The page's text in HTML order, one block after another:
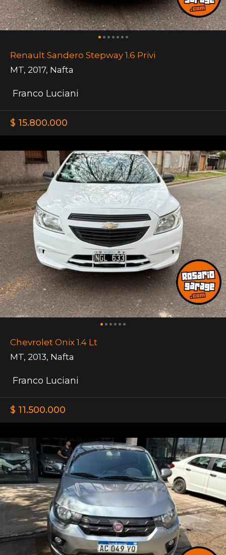
Renault Sandero Stepway 1.6 Privi
MT, 2017, Nafta
Franco Luciani
$ 15.800.000
Chevrolet Onix 1.4 Lt
MT, 2013, Nafta
Franco Luciani
$ 11.500.000